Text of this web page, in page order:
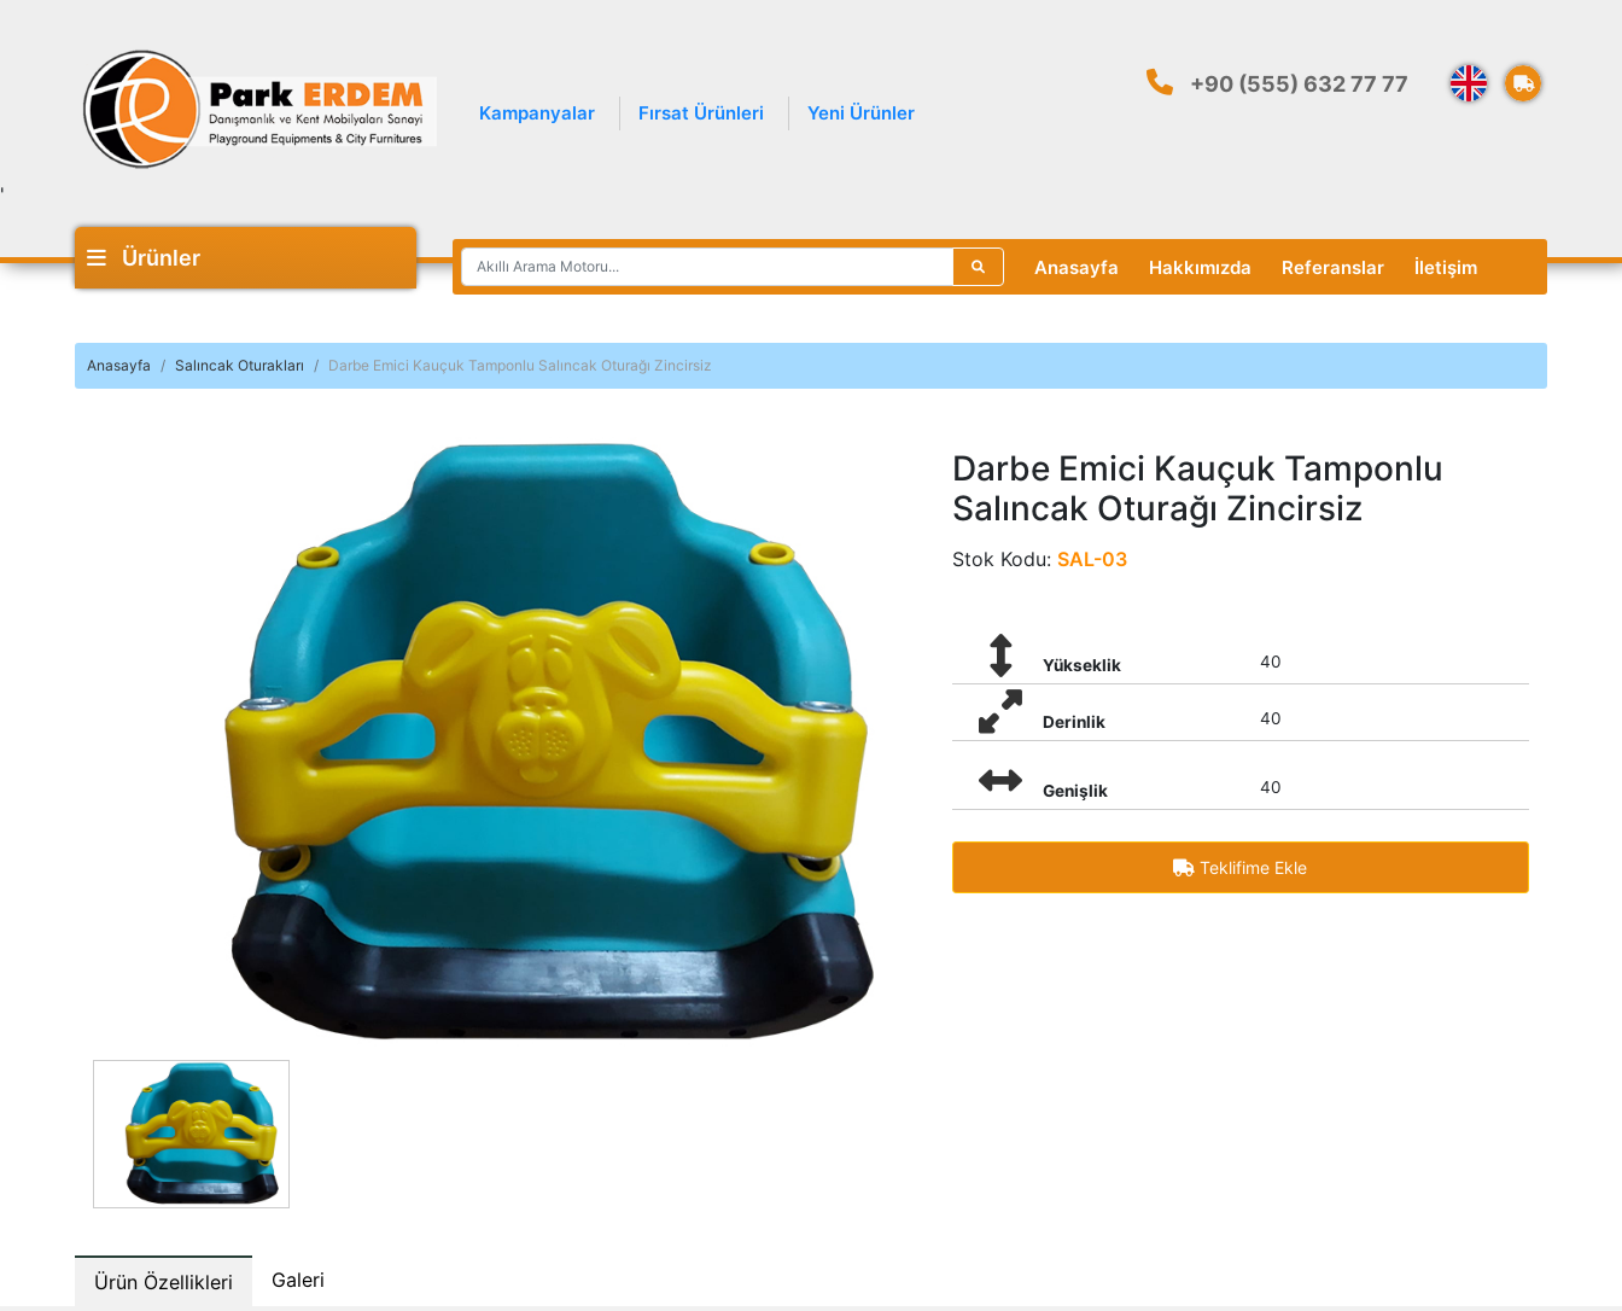
Kampanyalar Fırsat Ürünleri Yeni Ürünler
+90 (555) 632 77 77
'
Ürünler Anasayfa Hakkımızda Referanslar İletişim
Anasayfa Salıncak Oturakları Darbe Emici Kauçuk Tamponlu Salıncak Oturağı Zincirsiz
Darbe Emici Kauçuk Tamponlu
Salıncak Oturağı Zincirsiz
Stok Kodu: SAL-03
Yükseklik 40
Derinlik 40
Genişlik 40
Teklifime Ekle
Ürün Özellikleri Galeri